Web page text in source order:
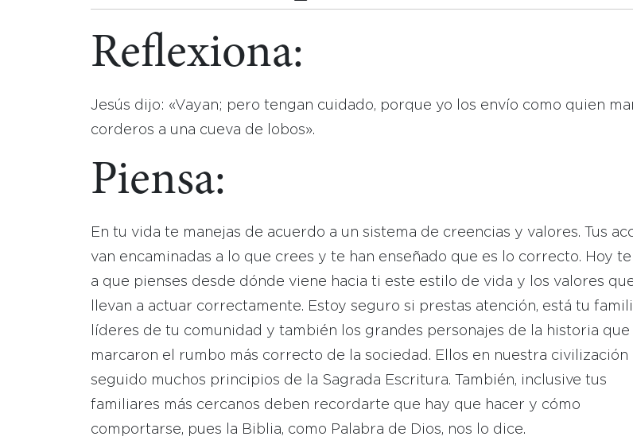
Reflexiona:
Jesús dijo: «Vayan; pero tengan cuidado, porque yo los envío como quien
corderos a una cueva de lobos».
Piensa:
En tu vida te manejas de acuerdo a un sistema de creencias y valores. Tus
van encaminadas a lo que crees y te han enseñado que es lo correcto. Hoy
a que pienses desde dónde viene hacia ti este estilo de vida y los valores
llevan a actuar correctamente. Estoy seguro si prestas atención, está tu
líderes de tu comunidad y también los grandes personajes de la historia que
marcaron el rumbo más correcto de la sociedad. Ellos en nuestra civilización
seguido muchos principios de la Sagrada Escritura. También, inclusive tus
familiares más cercanos deben recordarte que hay que hacer y cómo
comportarse, pues la Biblia, como Palabra de Dios, nos lo dice.